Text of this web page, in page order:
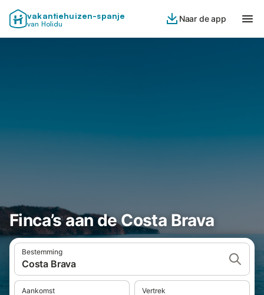
vakantiehuizen-spanje
van Holidu
Naar de app
Finca’s aan de Costa Brava
Bestemming
Costa Brava
Aankomst Vertrek